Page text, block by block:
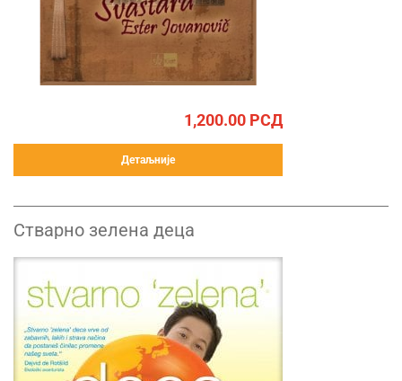
1,200.00 РСД
Детаљније
Стварно зелена деца